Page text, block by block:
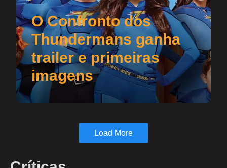
O Confronto dos
Thundermans ganha
trailer e primeiras
imagens
Load More